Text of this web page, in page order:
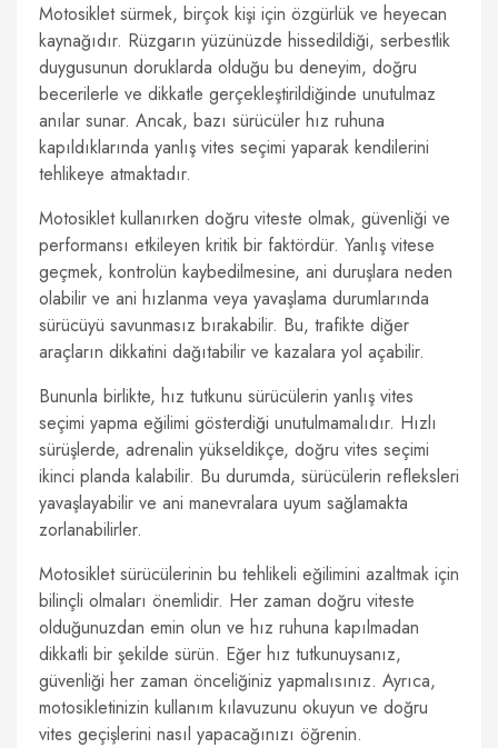
Motosiklet sürmek, birçok kişi için özgürlük ve heyecan
kaynağıdır. Rüzgarın yüzünüzde hissedildiği, serbestlik
duygusunun doruklarda olduğu bu deneyim, doğru
becerilerle ve dikkatle gerçekleştirildiğinde unutulmaz
anılar sunar. Ancak, bazı sürücüler hız ruhuna
kapıldıklarında yanlış vites seçimi yaparak kendilerini
tehlikeye atmaktadır.
Motosiklet kullanırken doğru viteste olmak, güvenliği ve
performansı etkileyen kritik bir faktördür. Yanlış vitese
geçmek, kontrolün kaybedilmesine, ani duruşlara neden
olabilir ve ani hızlanma veya yavaşlama durumlarında
sürücüyü savunmasız bırakabilir. Bu, trafikte diğer
araçların dikkatini dağıtabilir ve kazalara yol açabilir.
Bununla birlikte, hız tutkunu sürücülerin yanlış vites
seçimi yapma eğilimi gösterdiği unutulmamalıdır. Hızlı
sürüşlerde, adrenalin yükseldikçe, doğru vites seçimi
ikinci planda kalabilir. Bu durumda, sürücülerin refleksleri
yavaşlayabilir ve ani manevralara uyum sağlamakta
zorlanabilirler.
Motosiklet sürücülerinin bu tehlikeli eğilimini azaltmak için
bilinçli olmaları önemlidir. Her zaman doğru viteste
olduğunuzdan emin olun ve hız ruhuna kapılmadan
dikkatli bir şekilde sürün. Eğer hız tutkunuysanız,
güvenliği her zaman önceliğiniz yapmalısınız. Ayrıca,
motosikletinizin kullanım kılavuzunu okuyun ve doğru
vites geçişlerini nasıl yapacağınızı öğrenin.